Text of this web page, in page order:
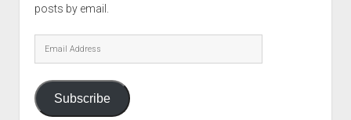
posts by email.
Email
Address
Subscribe